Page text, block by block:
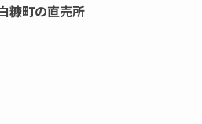
糠町の直売所